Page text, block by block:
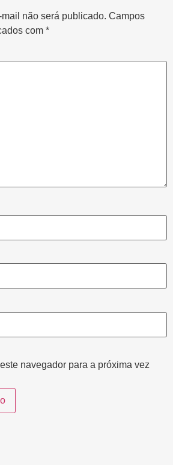
não será publicado. Campos
com *
navegador para a próxima vez